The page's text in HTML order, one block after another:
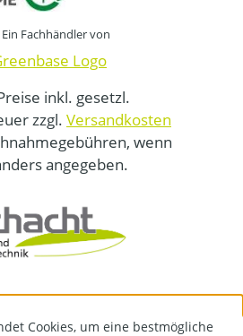
Ein Fachhändler von
inkl. gesetzl.
zzgl. Versandkosten
wenn
angegeben.
Cookies, um eine bestmögliche